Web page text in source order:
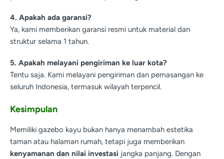
4. Apakah ada garansi?
Ya, kami memberikan garansi resmi untuk material dan
struktur selama 1 tahun.
5. Apakah melayani pengiriman ke luar kota?
Tentu saja. Kami melayani pengiriman dan pemasangan ke
seluruh Indonesia, termasuk wilayah terpencil.
Kesimpulan
Memiliki gazebo kayu bukan hanya menambah estetika
taman atau halaman rumah, tetapi juga memberikan
kenyamanan dan nilai investasi jangka panjang. Dengan